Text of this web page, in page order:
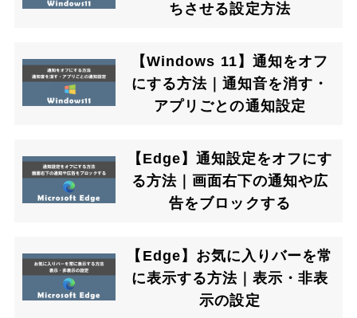
ちさせる設定方法
【Windows 11】通知をオフ
にする方法｜通知音を消す・
アプリごとの通知設定
【Edge】通知設定をオフにす
る方法｜画面右下の通知や広
告をブロックする
【Edge】お気に入りバーを常
に表示する方法｜表示・非表
示の設定